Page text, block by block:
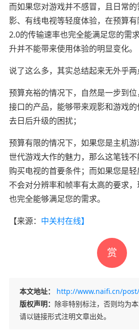
而如果您对游戏并不感冒，且日常
影、有线电视等轻度体验，在预算
2.0的传输速率也完全能满足您的需
升并不能带来使用体验的明显变化。
说了这么多，其实总结起来无外乎两
预算充裕的情况下，自然是一步到
接口的产品，能够带来观影和游戏
去日后升级的困扰；
预算有限的情况下，如果您是主机
世代游戏大作的魅力，那么这笔钱
购买电视的首要条件；而如果您是
不会对分辨率和帧率有太高的要求
也完全能够满足您的需求。
【来源： 中关村在线】
赏
本文地址：
http://www.naifi.cn/
版权声明： 除非特别标注，否则均为
请以链接形式注明文章出处。